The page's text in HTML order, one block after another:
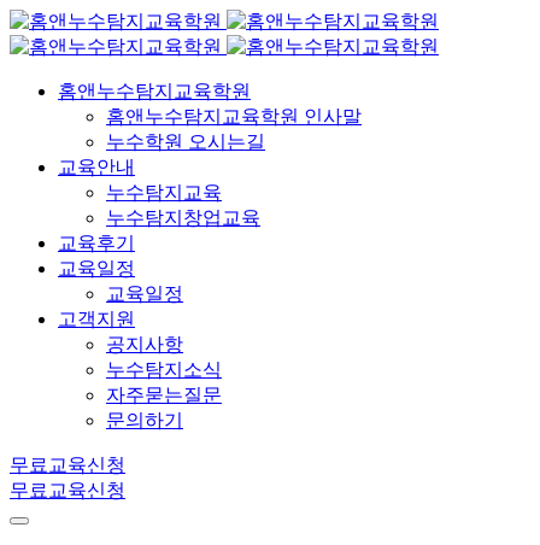
홈앤누수탐지교육학원
홈앤누수탐지교육학원 인사말
누수학원 오시는길
교육안내
누수탐지교육
누수탐지창업교육
교육후기
교육일정
교육일정
고객지원
공지사항
누수탐지소식
자주묻는질문
문의하기
무료교육신청
무료교육신청